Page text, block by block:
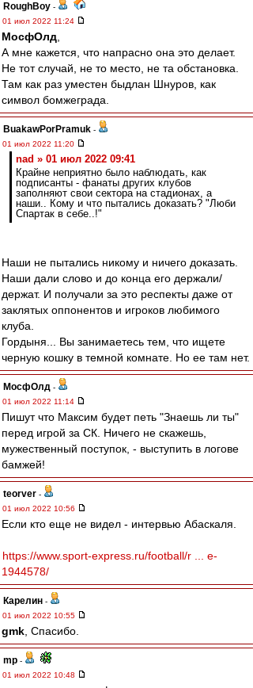
RoughBoy -
01 июл 2022 11:24
МосфОлд
А мне кажется, что напрасно она это делает.
Не тот случай, не то место, не та обстановка.
Там как раз уместен быдлан Шнуров, как
символ бомжеграда.
BuakawPorPramuk -
01 июл 2022 11:20
nad » 01 июл 2022 09:41
Крайне неприятно было наблюдать, как
подписанты - фанаты других клубов
заполняют свои сектора на стадионах, а
наши.. Кому и что пытались доказать? "Люби
Спартак в себе..!"
Наши не пытались никому и ничего доказать.
Наши дали слово и до конца его держали/
держат. И получали за это респекты даже от
заклятых оппонентов и игроков любимого
клуба.
Гордыня... Вы занимаетесь тем, что ищете
черную кошку в темной комнате. Но ее там нет.
МосфОлд -
01 июл 2022 11:14
Пишут что Максим будет петь "Знаешь ли ты"
перед игрой за СК. Ничего не скажешь,
мужественный поступок, - выступить в логове
бамжей!
teorver -
01 июл 2022 10:56
Если кто еще не видел - интервью Абаскаля.
https://www.sport-express.ru/football/r ... e-
1944578/
Карелин -
01 июл 2022 10:55
gmk , Спасибо.
mp -
01 июл 2022 10:48